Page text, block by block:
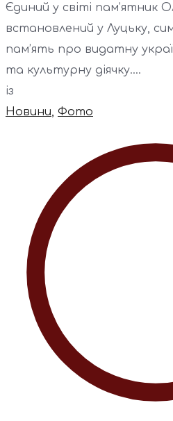
Єдиний у світі пам’ятник
встановлений у Луцьку,
пам’ять про видатну
та культурну діячку....
із
Новини, Фото